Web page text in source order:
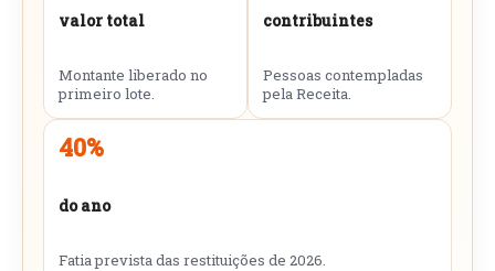
valor total
Montante liberado no
primeiro lote.
contribuintes
Pessoas contempladas
pela Receita.
40%
do ano
Fatia prevista das restituições de 2026.